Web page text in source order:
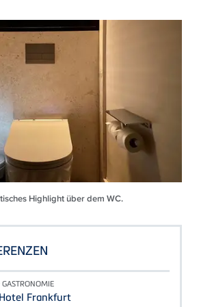
Highlight über dem WC.
Frankfurt